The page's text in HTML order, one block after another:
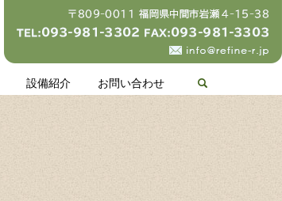
設備紹介 お問い合わせ